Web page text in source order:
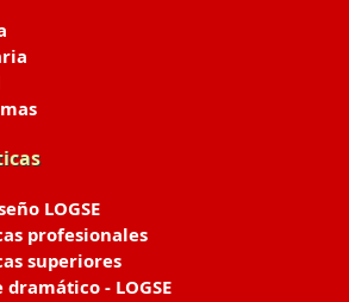
LOGSE
profesionales
superiores
- LOGSE